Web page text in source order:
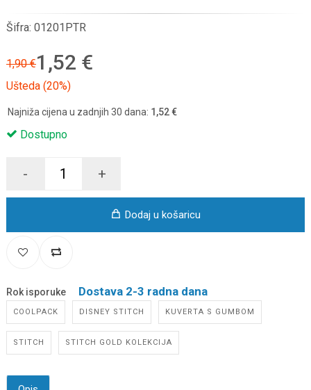
Šifra: 01201PTR
1,90 €1,52 €
Ušteda (20%)
Najniža cijena u zadnjih 30 dana: 1,52 €
Dostupno
- +
Dodaj u košaricu
Rok isporuke Dostava 2-3 radna dana
COOLPACK DISNEY STITCH KUVERTA S GUMBOM
STITCH STITCH GOLD KOLEKCIJA